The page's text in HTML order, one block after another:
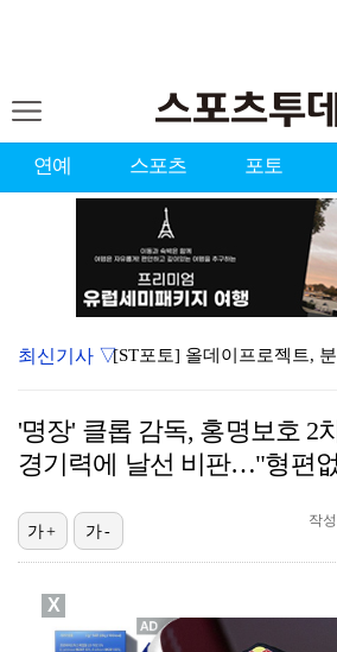
연예 스포츠 포토
[ST포토] 올데이프로젝트,
[ST포토] 애니, 본격 활동
[ST포토] 볼빨간사춘기, 여
최신기사 ▽
'명장' 클롭 감독, 홍명보호 2
경기력에 날선 비판…"형편
작
가+ 가-
X